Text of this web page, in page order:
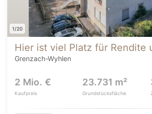
1/20
Hier ist viel Platz für Rendite
Grenzach-Wyhlen
2 Mio. €
Kaufpreis
23.731 m²
Grundstücksfläche